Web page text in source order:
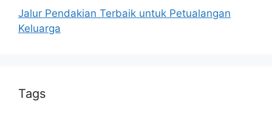
Jalur Pendakian Terbaik untuk Petualangan
Keluarga
Tags